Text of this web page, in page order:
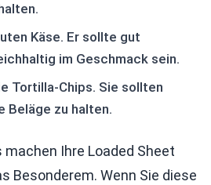
Käse. Er sollte gut
im Geschmack sein.
Tortilla-Chips. Sie sollten
Beläge zu halten.
machen Ihre Loaded Sheet
Besonderem. Wenn Sie diese